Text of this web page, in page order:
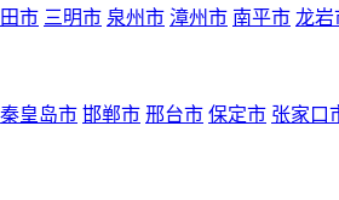
市 三明市 泉州市 漳州市 南平市 龙岩
秦皇岛市 邯郸市 邢台市 保定市 张家口